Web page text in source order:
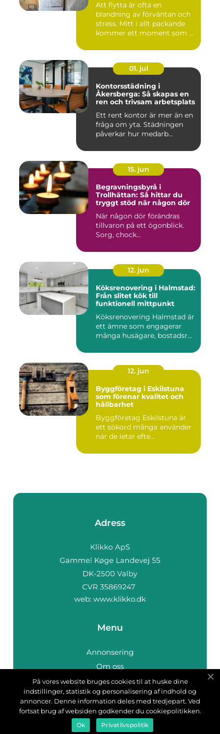
Att flytta är ofta en
blandning av förväntan och
stress. Mitt i allt packande
kommer ett moment som ...
01. jul
Kontorsstädning i
Åkersberga: Så skapas en
ren och trivsam arbetsplats
Ett rent kontor är mer än en
fråga om yta. Städningen
påverkar hur medarb...
15. jun
Begravningsbyrå i
Trollhättan: Så hittar du
tryggt stöd när någon dör
När någon dör förändras
tillvaron på ett ögonblick.
Sorg, chock...
12. jun
Köksrenovering i Halmstad:
Från slitet kök till
funktionell mittpunkt
Köksrenovering Halmstad är
ett ämne som engagerar
många husägare, bostadsr...
12. jun
Byggföretag i Eskilstuna
som förenar kvalitet och
hållbarhet
Byggföretag Eskilstuna är
ett sökord många använder
när de letar efte...
Adress
web: www.klikko.dk
Menu
Annonsering
Om oss
Cookies
Kontakta oss
Sitemap
På vores website bruges cookies til at huske dine
indstillinger, statistik og personalisering af indhold og
annoncer. Denne information deles med tredjepart. Ved
fortsat brug af websiden godkender du cookiepolitikken.
Ok Privatlivspolitik